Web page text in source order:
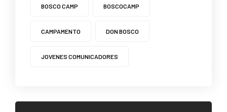
BOSCO CAMP BOSCOCAMP
CAMPAMENTO DON BOSCO
JOVENES COMUNICADORES